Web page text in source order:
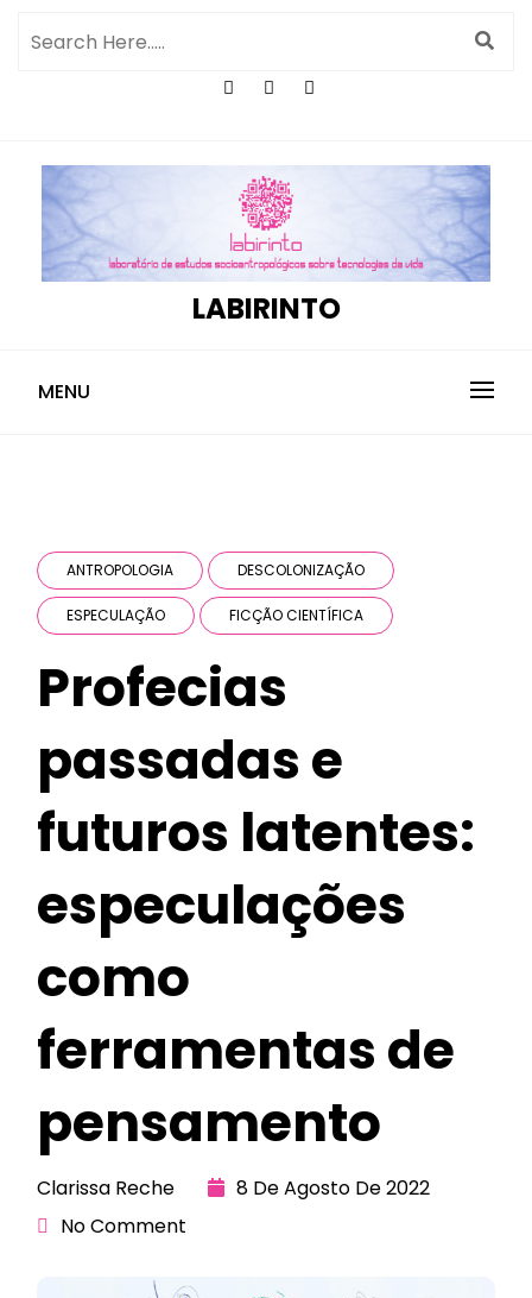
LABIRINTO
MENU
ANTROPOLOGIA DESCOLONIZAÇÃO
ESPECULAÇÃO FICÇÃO CIENTÍFICA
Profecias
passadas e
futuros latentes:
especulações
como
ferramentas de
pensamento
Clarissa Reche
8 De Agosto De 2022
No Comment